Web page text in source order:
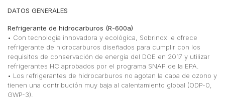
DATOS GENERALES
Refrigerante de hidrocarburos (R-600a)
• Con tecnología innovadora y ecológica, Sobrinox le ofrece
refrigerante de hidrocarburos diseñados para cumplir con los
requisitos de conservación de energía del DOE en 2017 y utilizar
refrigerantes HC aprobados por el programa SNAP de la EPA.
• Los refrigerantes de hidrocarburos no agotan la capa de ozono y
tienen una contribución muy baja al calentamiento global (ODP-0,
GWP-3).